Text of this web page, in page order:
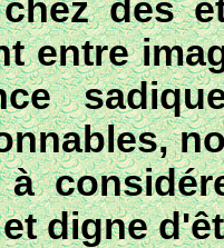
des
entre
digne